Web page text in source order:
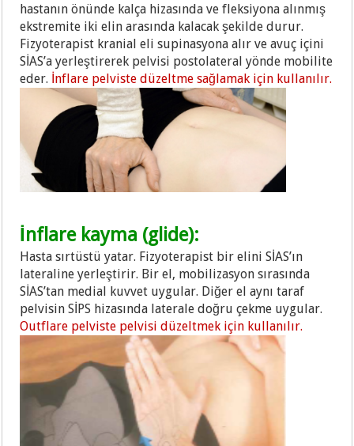
hastanın önünde kalça hizasında ve fleksiyona alınmış
ekstremite iki elin arasında kalacak şekilde durur.
Fizyoterapist kranial eli supinasyona alır ve avuç içini
SİAS’a yerleştirerek pelvisi postolateral yönde mobilite
eder. İnflare pelviste düzeltme sağlamak için kullanılır.
İnflare kayma (glide):
Hasta sırtüstü yatar. Fizyoterapist bir elini SİAS’ın
lateraline yerleştirir. Bir el, mobilizasyon sırasında
SİAS’tan medial kuvvet uygular. Diğer el aynı taraf
pelvisin SİPS hizasında laterale doğru çekme uygular.
Outflare pelviste pelvisi düzeltmek için kullanılır.